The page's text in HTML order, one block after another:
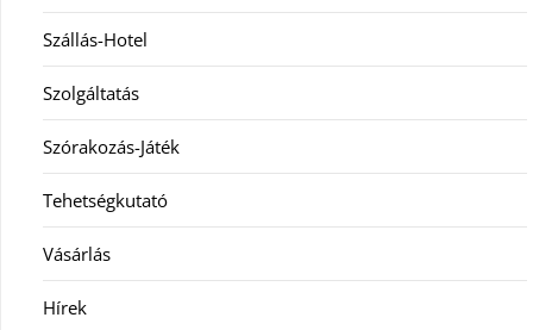
Szállás-Hotel
Szolgáltatás
Szórakozás-Játék
Tehetségkutató
Vásárlás
Hírek